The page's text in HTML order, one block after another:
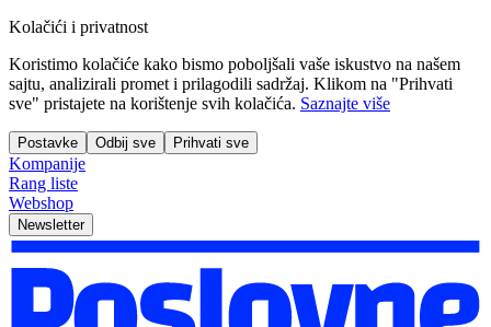
Kolačići i privatnost
Koristimo kolačiće kako bismo poboljšali vaše iskustvo na našem
sajtu, analizirali promet i prilagodili sadržaj. Klikom na "Prihvati
sve" pristajete na korištenje svih kolačića. Saznajte više
Postavke Odbij sve Prihvati sve
Kompanije
Rang liste
Webshop
Newsletter